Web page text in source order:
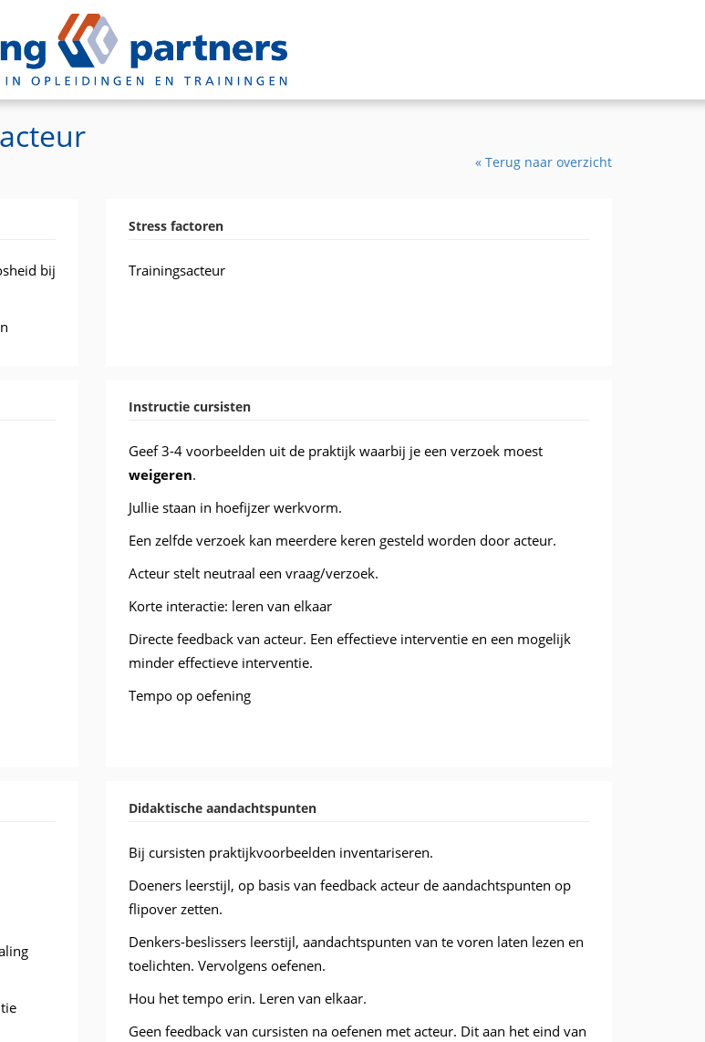
« Terug naar overzicht
bij
Stress factoren
Trainingsacteur
Instructie cursisten
Geef 3-4 voorbeelden uit de praktijk waarbij je een verzoek moest
weigeren.
Jullie staan in hoefijzer werkvorm.
Een zelfde verzoek kan meerdere keren gesteld worden door acteur.
Acteur stelt neutraal een vraag/verzoek.
Korte interactie: leren van elkaar
Directe feedback van acteur. Een effectieve interventie en een mogelijk
minder effectieve interventie.
Tempo op oefening
Didaktische aandachtspunten
Bij cursisten praktijkvoorbeelden inventariseren.
Doeners leerstijl, op basis van feedback acteur de aandachtspunten op
flipover zetten.
Denkers-beslissers leerstijl, aandachtspunten van te voren laten lezen en
toelichten. Vervolgens oefenen.
Hou het tempo erin. Leren van elkaar.
Geen feedback van cursisten na oefenen met acteur. Dit aan het eind van